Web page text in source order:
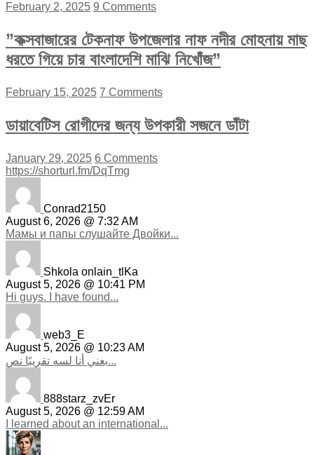
February 2, 2025 9 Comments
”কক্সবাজারের টেকনাফ উপজেলার নাফ নদীর মোহনায় মাছ
ধরতে গিয়ে চার বাংলাদেশি মাঝি নিখোঁজ”
February 15, 2025 7 Comments
ডায়াবেটিস রোগীদের জন্য উপকারী সজনে ডাঁটা
January 29, 2025 6 Comments
https://shorturl.fm/DqTmg
Conrad2150
August 6, 2026 @ 7:32 AM
Мамы и папы слушайте Двойки...
Shkola onlain_tlKa
August 5, 2026 @ 10:41 PM
Hi guys. I have found...
web3_E
August 5, 2026 @ 10:23 AM
يعني أنا لسه تقريبًا نص...
888starz_zvEr
August 5, 2026 @ 12:59 AM
I learned about an international...